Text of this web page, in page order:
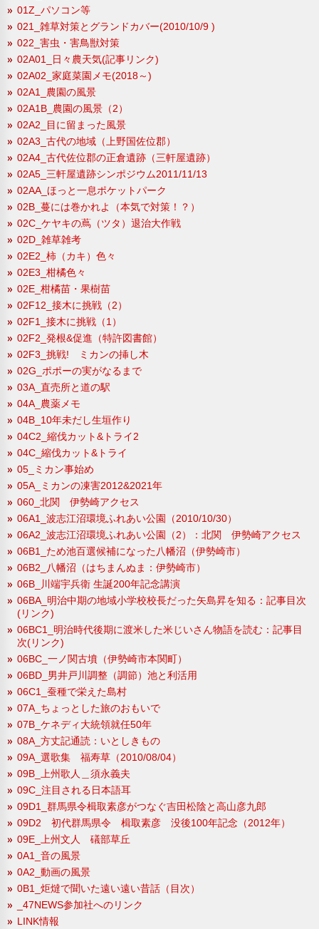
01Z_パソコン等
021_雑草対策とグランドカバー(2010/10/9 )
022_害虫・害鳥獣対策
02A01_日々農天気(記事リンク)
02A02_家庭菜園メモ(2018～)
02A1_農園の風景
02A1B_農園の風景（2）
02A2_目に留まった風景
02A3_古代の地域（上野国佐位郡）
02A4_古代佐位郡の正倉遺跡（三軒屋遺跡）
02A5_三軒屋遺跡シンポジウム2011/11/13
02AA_ほっと一息ポケットパーク
02B_蔓には巻かれよ（本気で対策！？）
02C_ケヤキの蔦（ツタ）退治大作戦
02D_雑草雑考
02E2_柿（カキ）色々
02E3_柑橘色々
02E_柑橘苗・果樹苗
02F12_接木に挑戦（2）
02F1_接木に挑戦（1）
02F2_発根&促進（特許図書館）
02F3_挑戦! ミカンの挿し木
02G_ポポーの実がなるまで
03A_直売所と道の駅
04A_農薬メモ
04B_10年未だし生垣作り
04C2_縮伐カット&トライ2
04C_縮伐カット&トライ
05_ミカン事始め
05A_ミカンの凍害2012&2021年
060_北関 伊勢崎アクセス
06A1_波志江沼環境ふれあい公園（2010/10/30）
06A2_波志江沼環境ふれあい公園（2）：北関 伊勢崎アクセス
06B1_ため池百選候補になった八幡沼（伊勢崎市）
06B2_八幡沼（はちまんぬま：伊勢崎市）
06B_川端宇兵衛 生誕200年記念講演
06BA_明治中期の地域小学校校長だった矢島昇を知る：記事目次
(リンク)
06BC1_明治時代後期に渡米した米じいさん物語を読む：記事目
次(リンク)
06BC_一ノ関古墳（伊勢崎市本関町）
06BD_男井戸川調整（調節）池と利活用
06C1_蚕種で栄えた島村
07A_ちょっとした旅のおもいで
07B_ケネディ大統領就任50年
08A_方丈記通読：いとしきもの
09A_選歌集 福寿草（2010/08/04）
09B_上州歌人＿須永義夫
09C_注目される日本語耳
09D1_群馬県令楫取素彦がつなぐ吉田松陰と高山彦九郎
09D2 初代群馬県令 楫取素彦 没後100年記念（2012年）
09E_上州文人 礒部草丘
0A1_音の風景
0A2_動画の風景
0B1_炬燵で聞いた遠い遠い昔話（目次）
_47NEWS参加社へのリンク
LINK情報